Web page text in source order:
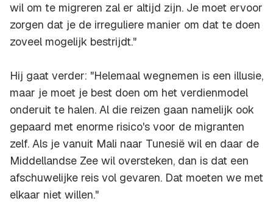
wil om te migreren zal er altijd zijn. Je moet ervoor
zorgen dat je de irreguliere manier om dat te doen
zoveel mogelijk bestrijdt."
Hij gaat verder: "Helemaal wegnemen is een illusie,
maar je moet je best doen om het verdienmodel
onderuit te halen. Al die reizen gaan namelijk ook
gepaard met enorme risico's voor de migranten
zelf. Als je vanuit Mali naar Tunesië wil en daar de
Middellandse Zee wil oversteken, dan is dat een
afschuwelijke reis vol gevaren. Dat moeten we met
elkaar niet willen."